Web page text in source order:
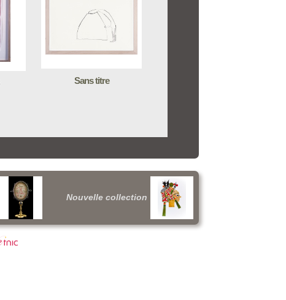
Sans titre
Nouvelle collection